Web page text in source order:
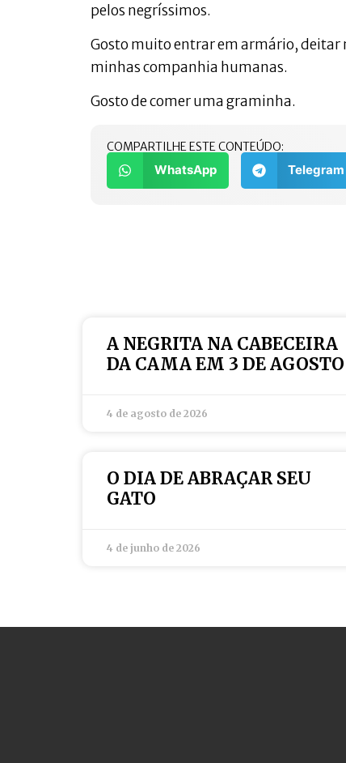
pelos negríssimos.
Gosto muito entrar em armário, deitar
minhas companhia humanas.
Gosto de comer uma graminha.
COMPARTILHE ESTE CONTEÚDO:
WhatsApp Telegram
A NEGRITA NA CABECEIRA
DA CAMA EM 3 DE AGOSTO
4 de agosto de 2026
O DIA DE ABRAÇAR SEU
GATO
4 de junho de 2026